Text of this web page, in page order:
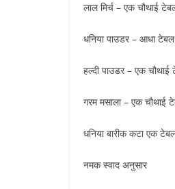
लाल मिर्च – एक चौथाई
धनिया पाउडर – आधा
हल्दी पाउडर – एक
गरम मसाला – एक चौथाई
धनिया बारीक कटा एक
नमक स्वाद अनुसार